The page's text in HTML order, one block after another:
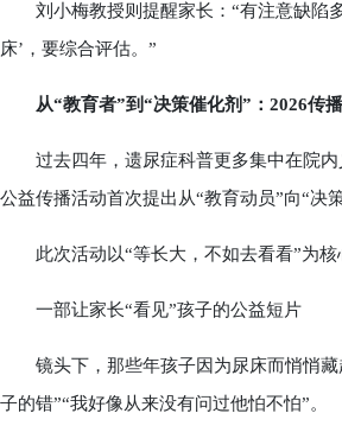
刘小梅教授则提醒家长：“有注意缺陷多
床’，要综合评估。”
从“教育者”到“决策催化剂”：2026传
过去四年，遗尿症科普更多集中在院内
公益传播活动首次提出从“教育动员”向“决
此次活动以“等长大，不如去看看”为核
一部让家长“看见”孩子的公益短片
镜头下，那些年孩子因为尿床而悄悄藏
子的错”“我好像从来没有问过他怕不怕”。